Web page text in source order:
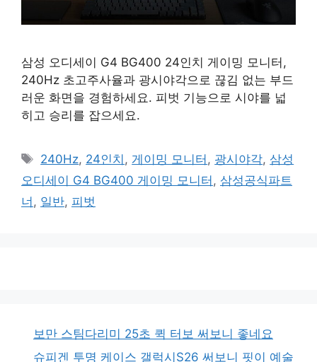
삼성 오디세이 G4 BG400 24인치 게이밍 모니터,
240Hz 초고주사율과 광시야각으로 끊김 없는 부드
러운 화면을 경험하세요. 피벗 기능으로 시야를 넓
히고 승리를 잡으세요.
태
그
240Hz, 24인치 , 게이밍 모니터 , 광시야각, 삼성
오디세이 G4 BG400 게이밍 모니터 , 삼성공식파트
너 , 일반, 피벗
보만 스팀다리미 25초 퀵 터보 써보니 좋네요
슈피겐 투명 케이스 갤럭시S26 써보니 핏이 예술